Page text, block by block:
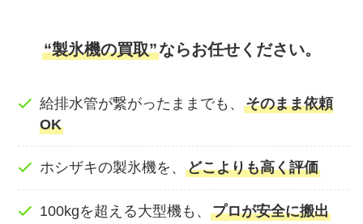
“製氷機の買取”ならお任せください。
給排水管が繋がったままでも、そのまま依頼
OK
ホシザキの製氷機を、どこよりも高く評価
100kgを超える大型機も、プロが安全に搬出